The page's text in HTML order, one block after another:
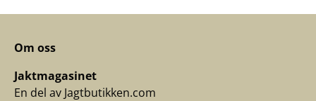
Om oss
Jaktmagasinet
En del av Jagtbutikken.com